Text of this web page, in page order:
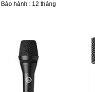
Bảo hành : 12 tháng